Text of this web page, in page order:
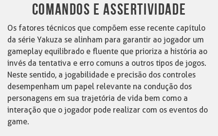
COMANDOS E ASSERTIVIDADE
Os fatores técnicos que compõem esse recente capítulo
da série Yakuza se alinham para garantir ao jogador um
gameplay equilibrado e fluente que prioriza a história ao
invés da tentativa e erro comuns a outros tipos de jogos.
Neste sentido, a jogabilidade e precisão dos controles
desempenham um papel relevante na condução dos
personagens em sua trajetória de vida bem como a
interação que o jogador pode realizar com os eventos do
game.